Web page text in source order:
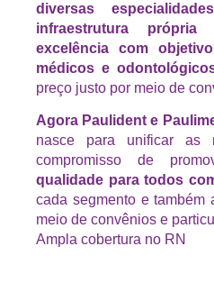
diversas
infraestrutura
excelência com
médicos e
preço justo por meio de
Agora Paulident e
nasce para unificar as
compromisso de
qualidade para todos
cada segmento e também
meio de convênios e
Ampla cobertura no RN